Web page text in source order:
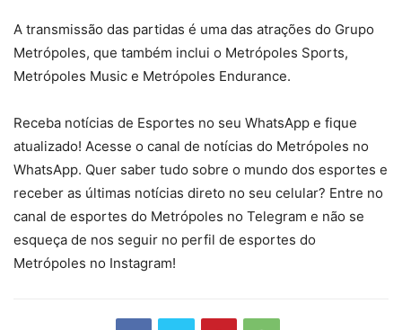
A transmissão das partidas é uma das atrações do Grupo
Metrópoles, que também inclui o Metrópoles Sports,
Metrópoles Music e Metrópoles Endurance.
Receba notícias de Esportes no seu WhatsApp e fique
atualizado! Acesse o canal de notícias do Metrópoles no
WhatsApp. Quer saber tudo sobre o mundo dos esportes e
receber as últimas notícias direto no seu celular? Entre no
canal de esportes do Metrópoles no Telegram e não se
esqueça de nos seguir no perfil de esportes do
Metrópoles no Instagram!